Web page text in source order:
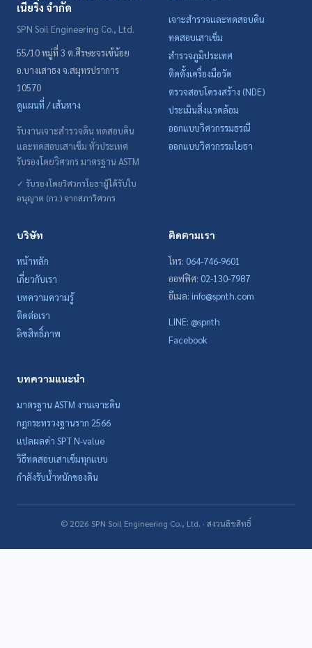
เนียริ่ง จำกัด
SPN Soil Engineering Co., Ltd.
55/10 หมู่ที่ 3 ต.ศีรษะจรเข้น้อย
อ.บางเสาธง จ.สมุทรปราการ
10570
ดูแผนที่ / เส้นทาง
รับงานเจาะสำรวจดิน ทดสอบดิน
และทดสอบเสาเข็ม ทั่วประเทศ
รับรองโดยวิศวกร มาตรฐาน ASTM
✓ รับรองโดยวิศวกรโยธาผู้ได้รับใบ
อนุญาต (กว.) จากสภาวิศวกร
เจาะสำรวจและทดสอบดิน
ทดสอบเสาเข็ม
สำรวจภูมิประเทศ
ติดตั้งเครื่องมือวัด
ตรวจสอบโครงสร้าง (NDE)
ประเมินสิ่งแวดล้อม
ออกแบบวิศวกรรมธรณี
ออกแบบวิศวกรรมโยธา
บริษัท
หน้าหลัก
เกี่ยวกับเรา
บทความความรู้
ติดต่อเรา
ลิขสิทธิ์ภาพ
ติดตามเรา
โทร: 064-746-9601
ออฟฟิศ: 02-130-7987
อีเมล: info@spnth.com
LINE: @spnth
Facebook
บทความแนะนำ
มาตรฐาน ASTM งานเจาะดิน
กฎกระทรวงฐานราก 2566
แปลผลค่า SPT N-value
วิธีทดสอบเสาเข็มทุกแบบ
กำลังรับน้ำหนักของดิน
© 2026 SPN Soil Engineering Co., Ltd. · สงวนลิขสิทธิ์